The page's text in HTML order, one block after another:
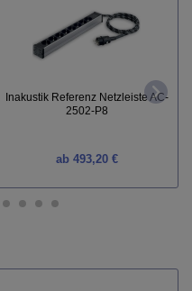
Inakustik Referenz Netzleiste AC-
2502-P8
ab493,20 €